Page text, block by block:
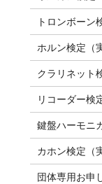
トロンボーン
ホルン検定（
クラリネット
リコーダー検
鍵盤ハーモニ
カホン検定（
団体専用お申